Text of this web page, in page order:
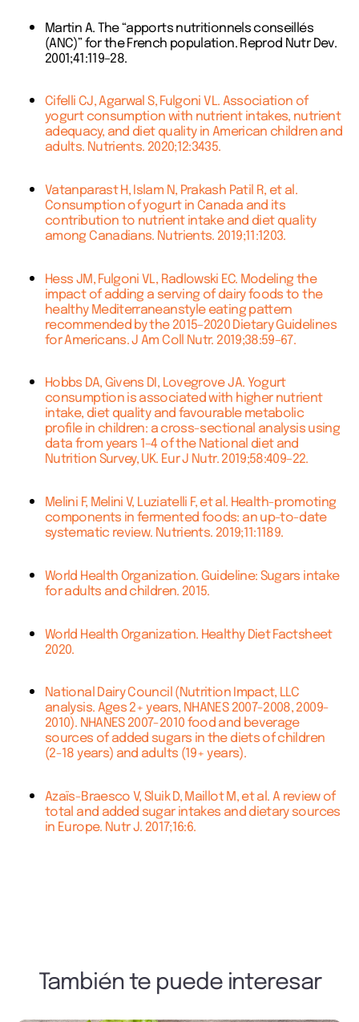
Martin A. The “apports nutritionnels conseillés
(ANC)” for the French population. Reprod Nutr Dev.
2001;41:119–28.
Cifelli CJ, Agarwal S, Fulgoni VL. Association of
yogurt consumption with nutrient intakes, nutrient
adequacy, and diet quality in American children and
adults. Nutrients. 2020;12:3435.
Vatanparast H, Islam N, Prakash Patil R, et al.
Consumption of yogurt in Canada and its
contribution to nutrient intake and diet quality
among Canadians. Nutrients. 2019;11:1203.
Hess JM, Fulgoni VL, Radlowski EC. Modeling the
impact of adding a serving of dairy foods to the
healthy Mediterraneanstyle eating pattern
recommended by the 2015–2020 Dietary Guidelines
for Americans. J Am Coll Nutr. 2019;38:59–67.
Hobbs DA, Givens DI, Lovegrove JA. Yogurt
consumption is associated with higher nutrient
intake, diet quality and favourable metabolic
profile in children: a cross-sectional analysis using
data from years 1–4 of the National diet and
Nutrition Survey, UK. Eur J Nutr. 2019;58:409–22.
Melini F, Melini V, Luziatelli F, et al. Health-promoting
components in fermented foods: an up-to-date
systematic review. Nutrients. 2019;11:1189.
World Health Organization. Guideline: Sugars intake
for adults and children. 2015.
World Health Organization. Healthy Diet Factsheet
2020.
National Dairy Council (Nutrition Impact, LLC
analysis. Ages 2+ years, NHANES 2007-2008, 2009-
2010). NHANES 2007-2010 food and beverage
sources of added sugars in the diets of children
(2-18 years) and adults (19+ years).
Azaïs-Braesco V, Sluik D, Maillot M, et al. A review of
total and added sugar intakes and dietary sources
in Europe. Nutr J. 2017;16:6.
También te puede interesar